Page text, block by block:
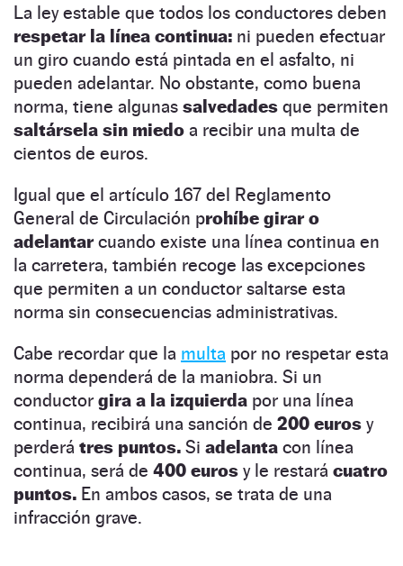
La ley estable que todos los conductores deben
respetar la línea continua: ni pueden efectuar
un giro cuando está pintada en el asfalto, ni
pueden adelantar. No obstante, como buena
norma, tiene algunas salvedades que permiten
saltársela sin miedo a recibir una multa de
cientos de euros.
Igual que el artículo 167 del Reglamento
General de Circulación prohíbe girar o
adelantarcuando existe una línea continua en
la carretera, también recoge las excepciones
que permiten a un conductor saltarse esta
norma sin consecuencias administrativas.
Cabe recordar que la multa por no respetar esta
norma dependerá de la maniobra. Si un
conductor gira a la izquierda por una línea
continua, recibirá una sanción de 200 euros y
perderá tres puntos. Si adelanta con línea
continua, será de 400 euros y le restará cuatro
puntos. En ambos casos, se trata de una
infracción grave.